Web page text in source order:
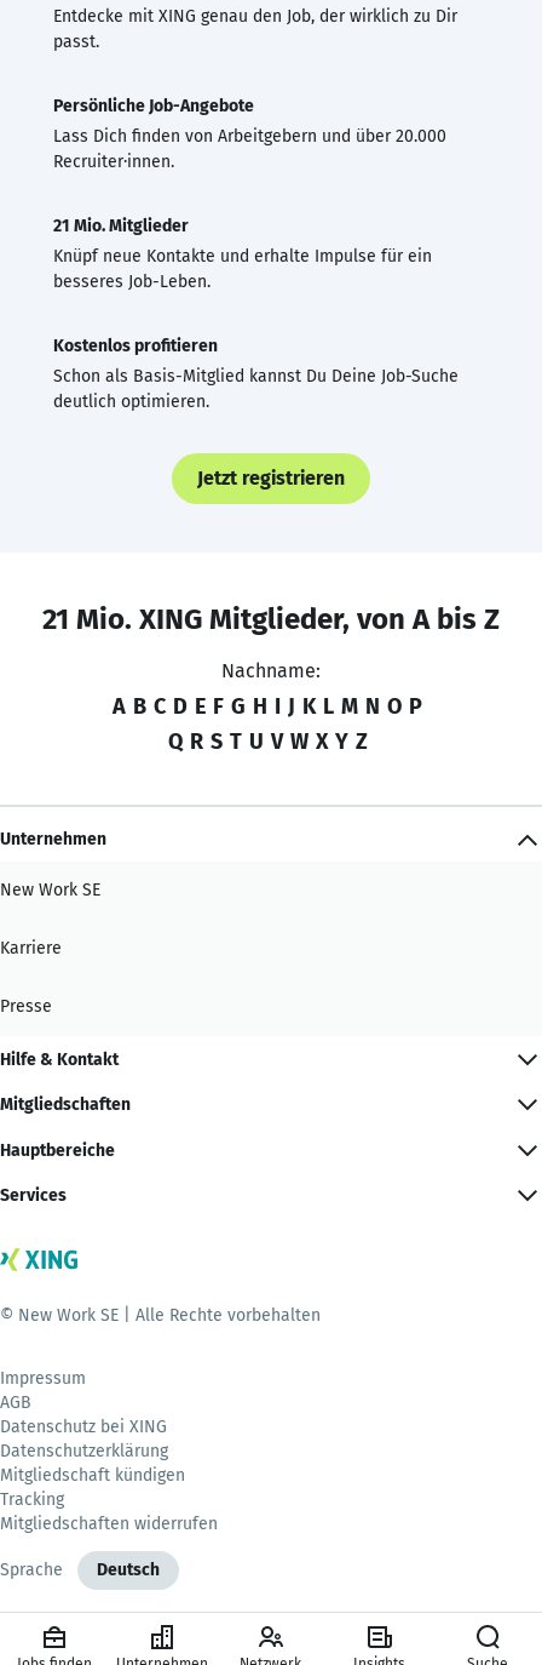
Entdecke mit XING genau den Job, der wirklich zu Dir
passt.
Persönliche Job-Angebote
Lass Dich finden von Arbeitgebern und über 20.000
Recruiter·innen.
21 Mio. Mitglieder
Knüpf neue Kontakte und erhalte Impulse für ein
besseres Job-Leben.
Kostenlos profitieren
Schon als Basis-Mitglied kannst Du Deine Job-Suche
deutlich optimieren.
Jetzt registrieren
21 Mio. XING Mitglieder, von A bis Z
Nachname:
A B C D E F G H I J K L M N O P
Q R S T U V W X Y Z
Unternehmen
New Work SE
Karriere
Presse
Hilfe & Kontakt
Mitgliedschaften
Hauptbereiche
Services
© New Work SE | Alle Rechte vorbehalten
Impressum
AGB
Datenschutz bei XING
Datenschutzerklärung
Mitgliedschaft kündigen
Tracking
Mitgliedschaften widerrufen
Sprache Deutsch